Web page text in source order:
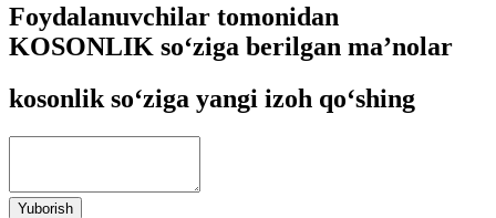
Foydalanuvchilar tomonidan
KOSONLIK so‘ziga berilgan ma’nolar
kosonlik so‘ziga yangi izoh qo‘shing
Yuborish